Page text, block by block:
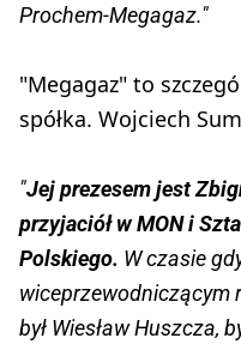
Prochem-Megagaz."
"Megagaz" to
spółka. Wojciech
"Jej prezesem jest
przyjaciół w MON i
Polskiego. W czasie
wiceprzewodniczącym
był Wiesław Huszcza,